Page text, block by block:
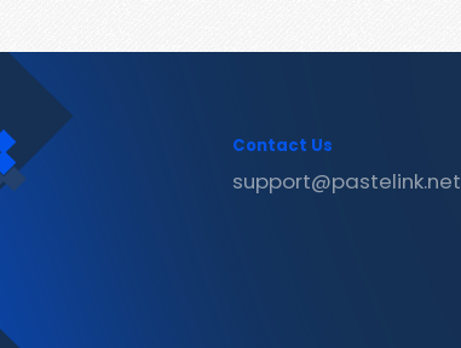
Contact Us
support@pastelink.net